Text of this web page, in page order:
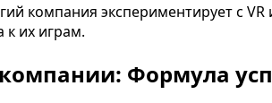
компания экспериментирует с
к их играм.
Формула